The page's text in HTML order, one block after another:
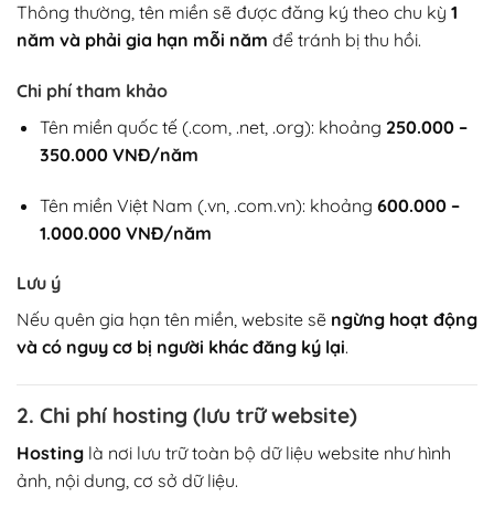
Thông thường, tên miền sẽ được đăng ký theo chu kỳ 1
năm và phải gia hạn mỗi năm để tránh bị thu hồi.
Chi phí tham khảo
Tên miền quốc tế (.com, .net, .org): khoảng 250.000 –
350.000 VNĐ/năm
Tên miền Việt Nam (.vn, .com.vn): khoảng 600.000 –
1.000.000 VNĐ/năm
Lưu ý
Nếu quên gia hạn tên miền, website sẽ ngừng hoạt động
và có nguy cơ bị người khác đăng ký lại.
2. Chi phí hosting (lưu trữ website)
Hosting là nơi lưu trữ toàn bộ dữ liệu website như hình
ảnh, nội dung, cơ sở dữ liệu.